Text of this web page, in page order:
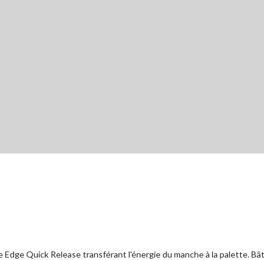
Quick Release transférant l'énergie du manche à la palette.